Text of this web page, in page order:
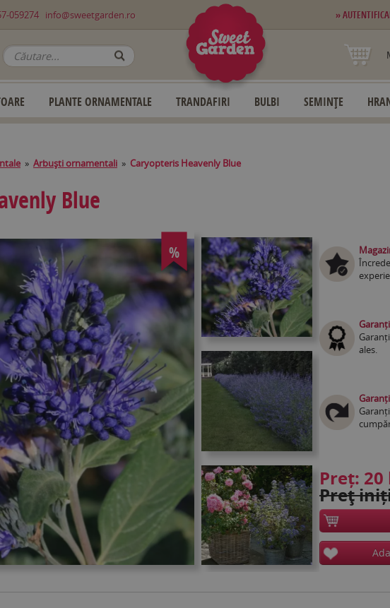
059274 info@sweetgarden.ro »
PLANTE ORNAMENTALE TRANDAFIRI BULBI SEMINȚE
» Arbuşti ornamentali » Caryopteris Heavenly Blue
Blue
%
ales.
Preț: 20
Preţ